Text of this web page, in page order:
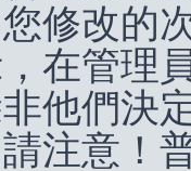
修改的
在管理
他們決
注意！